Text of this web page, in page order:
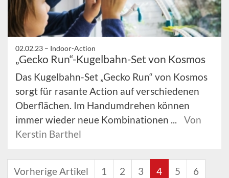
02.02.23 – Indoor-Action
„Gecko Run“-Kugelbahn-Set von Kosmos
Das Kugelbahn-Set „Gecko Run“ von Kosmos
sorgt für rasante Action auf verschiedenen
Oberflächen. Im Handumdrehen können
immer wieder neue Kombinationen ...
Von
Kerstin Barthel
Vorherige Artikel 1 2 3 4 5 6